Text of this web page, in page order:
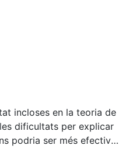
incloses en la teoria de
dificultats per explicar
podria ser més efectiva
comunitats. El paper